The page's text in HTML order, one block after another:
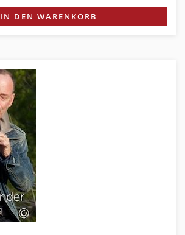
IN DEN WARENKORB